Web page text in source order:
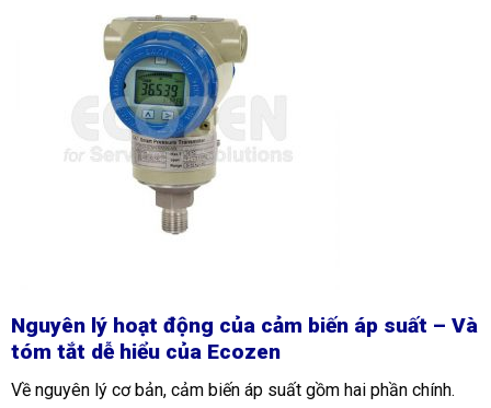
Nguyên lý hoạt động của cảm biến áp suất – Và
tóm tắt dễ hiểu của Ecozen
Về nguyên lý cơ bản, cảm biến áp suất gồm hai phần chính.